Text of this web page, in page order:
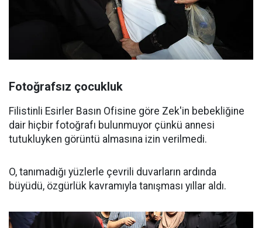
Fotoğrafsız çocukluk
Filistinli Esirler Basın Ofisine göre Zek'in bebekliğine
dair hiçbir fotoğrafı bulunmuyor çünkü annesi
tutukluyken görüntü almasına izin verilmedi.
O, tanımadığı yüzlerle çevrili duvarların ardında
büyüdü, özgürlük kavramıyla tanışması yıllar aldı.